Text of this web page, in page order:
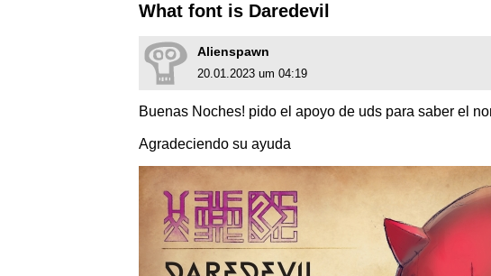
What font is Daredevil
Alienspawn
20.01.2023 um 04:19
Buenas Noches! pido el apoyo de uds para saber el
Agradeciendo su ayuda